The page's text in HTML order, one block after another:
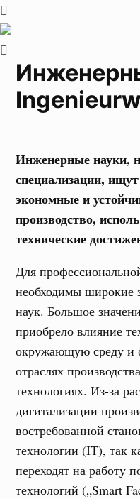
Инженерные науки,
специализации,
экономные и
производство,
технические
Для
необходимы широкие
наук. Большое
приобрело влияние
окружающую среду и
отраслях
технологиях. Из-за
дигитализации
востребованной
технологии (IT), так
переходят на работу
технологий („Smart